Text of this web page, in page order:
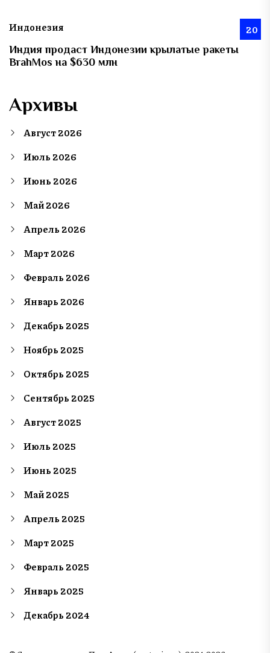
Индонезия 20
Индия продаст Индонезии крылатые ракеты
BrahMos на $630 млн
Архивы
Август 2026
Июль 2026
Июнь 2026
Май 2026
Апрель 2026
Март 2026
Февраль 2026
Январь 2026
Декабрь 2025
Ноябрь 2025
Октябрь 2025
Сентябрь 2025
Август 2025
Июль 2025
Июнь 2025
Май 2025
Апрель 2025
Март 2025
Февраль 2025
Январь 2025
Декабрь 2024